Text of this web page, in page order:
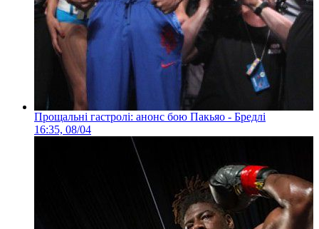
Прощальні гастролі: анонс бою Пакьяо - Бредлі
16:35, 08/04